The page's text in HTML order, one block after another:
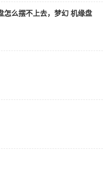
怎么摆不上去，梦幻 机缘盘